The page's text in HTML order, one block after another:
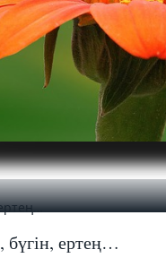
ертең…